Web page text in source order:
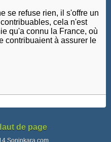
se refuse rien, il s'offre un
cela n'est
qu'a connu la France, où
contribuaient à assurer le
de page